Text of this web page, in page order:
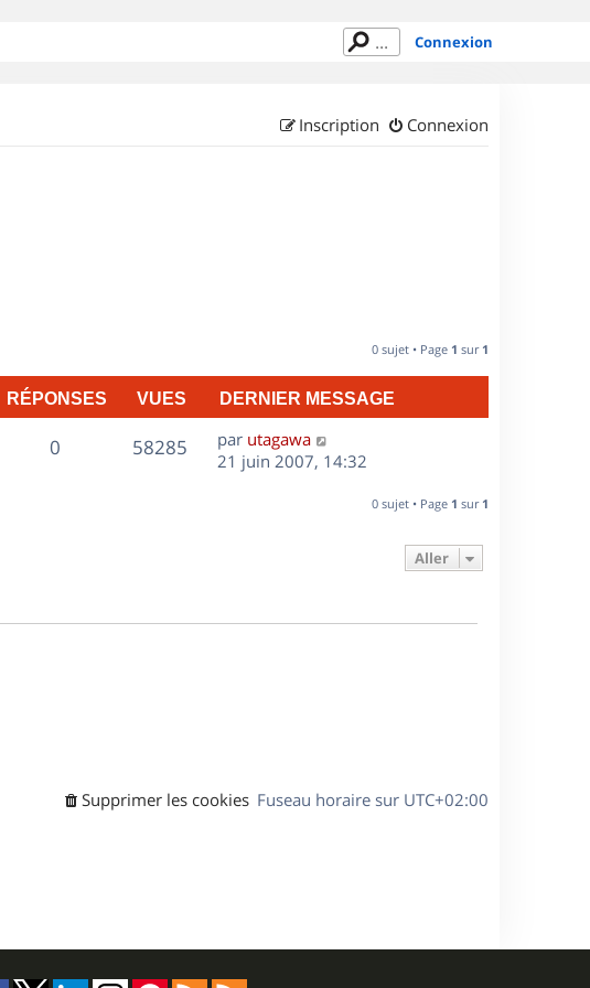
Connexion
Connexion
Inscription
0 sujet • Page 1 sur 1
RÉPONSES VUES DERNIER MESSAGE
0R
58285V
D
e
par utagawa
21 juin 2007, 14:32
0 sujet • Page 1 sur 1
Aller
Fuseau horaire sur UTC+02:00
Supprimer les cookies